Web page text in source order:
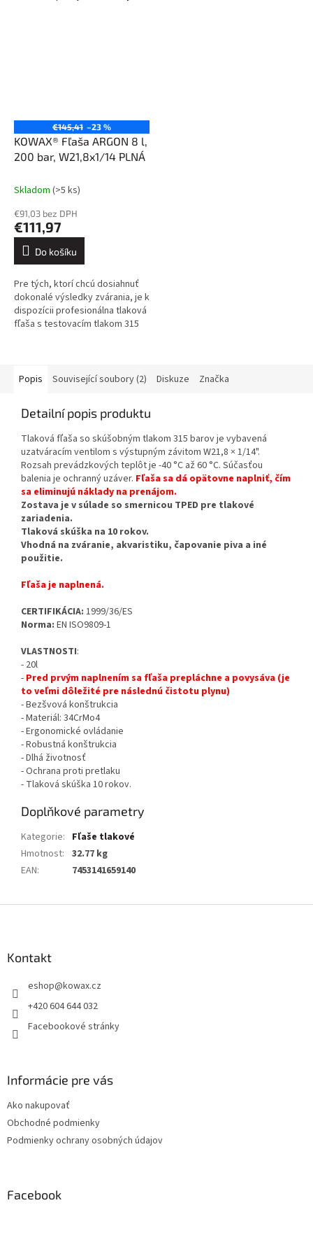
€145,41 –23 %
KOWAX® Fľaša ARGON 8 l,
200 bar, W21,8x1/14 PLNÁ
Skladom (>5 ks)
€91,03 bez DPH
€111,97
Do košíku
Pre tých, ktorí chcú dosiahnuť
dokonalé výsledky zvárania, je k
dispozícii profesionálna tlaková
fľaša s testovacím tlakom 315
Popis Související soubory (2) Diskuze Značka
Detailní popis produktu
Tlaková fľaša so skúšobným tlakom 315 barov je vybavená
uzatváracím ventilom s výstupným závitom W21,8 × 1/14".
Rozsah prevádzkových teplôt je -40 °C až 60 °C. Súčasťou
balenia je ochranný uzáver. Fľaša sa dá opätovne naplniť, čím
sa eliminujú náklady na prenájom.
Zostava je v súlade so smernicou TPED pre tlakové
zariadenia.
Tlaková skúška na 10 rokov.
Vhodná na zváranie, akvaristiku, čapovanie piva a iné
použitie.
Fľaša je naplnená.
CERTIFIKÁCIA: 1999/36/ES
Norma: EN ISO9809-1
VLASTNOSTI:
- 20l
- Pred prvým naplnením sa fľaša prepláchne a povysáva (je
to veľmi dôležité pre následnú čistotu plynu)
- Bezšvová konštrukcia
- Materiál: 34CrMo4
- Ergonomické ovládanie
- Robustná konštrukcia
- Dlhá životnosť
- Ochrana proti pretlaku
- Tlaková skúška 10 rokov.
Doplňkové parametry
Kategorie: Fľaše tlakové
Hmotnost: 32.77 kg
EAN: 7453141659140
Kontakt
eshop@kowax.cz
+420 604 644 032
Facebookové stránky
Informácie pre vás
Ako nakupovať
Obchodné podmienky
Podmienky ochrany osobných údajov
Facebook